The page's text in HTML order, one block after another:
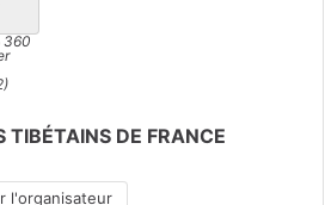
360
TIBÉTAINS DE FRANCE
l'organisateur